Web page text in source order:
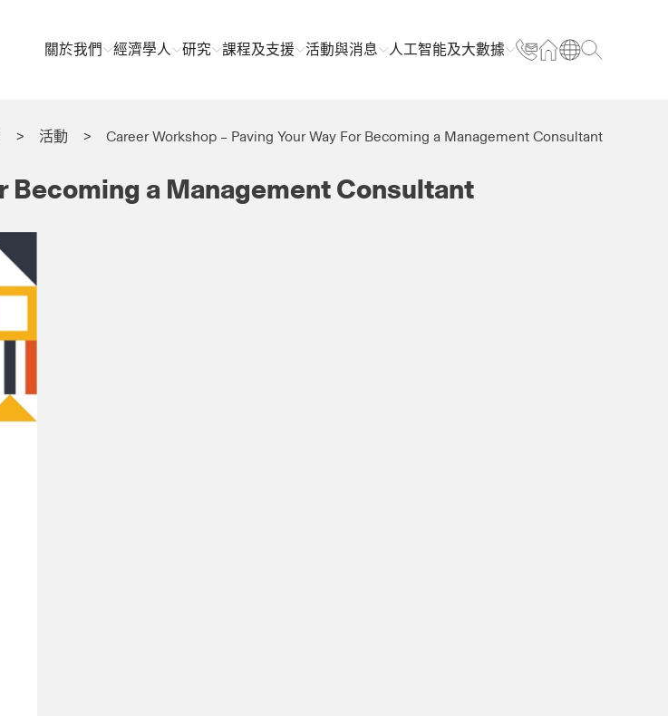
關於我們 經濟學人 研究 課程及支援 活動與消息 人工智能及大數據
活動 Career Workshop – Paving Your Way For Becoming a Management Consultant
Becoming a Management Consultant